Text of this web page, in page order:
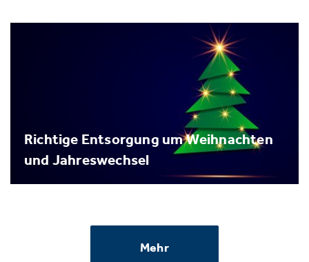
Richtige Entsorgung um Weihnachten
und Jahreswechsel
Mehr